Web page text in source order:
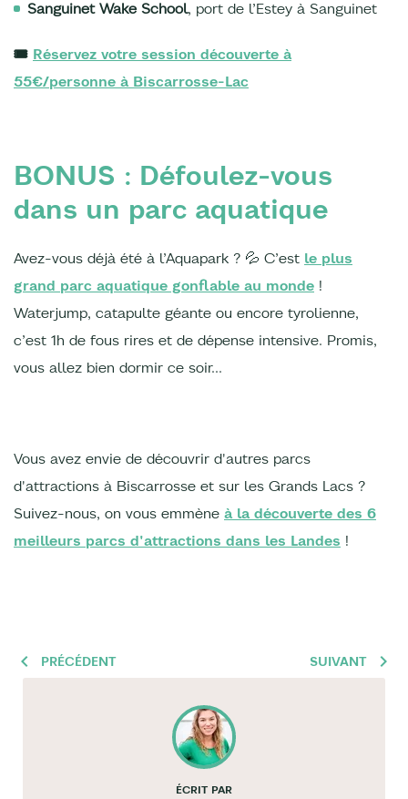
Sanguinet Wake School, port de l’Estey à Sanguinet
🎟️ Réservez votre session découverte à
55€/personne à Biscarrosse-Lac
BONUS : Défoulez-vous
dans un parc aquatique
Avez-vous déjà été à l’Aquapark ? 💦 C’est le plus
grand parc aquatique gonflable au monde !
Waterjump, catapulte géante ou encore tyrolienne,
c’est 1h de fous rires et de dépense intensive. Promis,
vous allez bien dormir ce soir…
Vous avez envie de découvrir d'autres parcs
d'attractions à Biscarrosse et sur les Grands Lacs ?
Suivez-nous, on vous emmène à la découverte des 6
meilleurs parcs d'attractions dans les Landes !
PRÉCÉDENT SUIVANT
ÉCRIT PAR